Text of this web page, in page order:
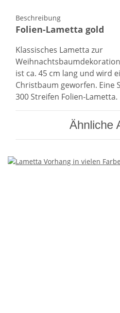
Beschreibung
Folien-Lametta gold
Klassisches Lametta zur
ist ca. 45 cm lang und wird
Christbaum geworfen. Eine
300 Streifen Folien-Lametta.
Ähnliche